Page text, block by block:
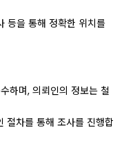
등을 통해 정확한 위치를
하며, 의뢰인의 정보는 철
절차를 통해 조사를 진행합